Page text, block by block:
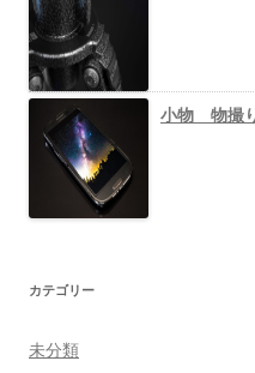
小物 物撮
カテゴリー
未分類